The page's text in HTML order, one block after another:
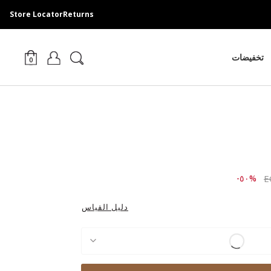
Returns
Store Locator
تخفيضات 0
Priceto ٤,١٤٩.٠٠ EGP%٥٠-
دليل القياس